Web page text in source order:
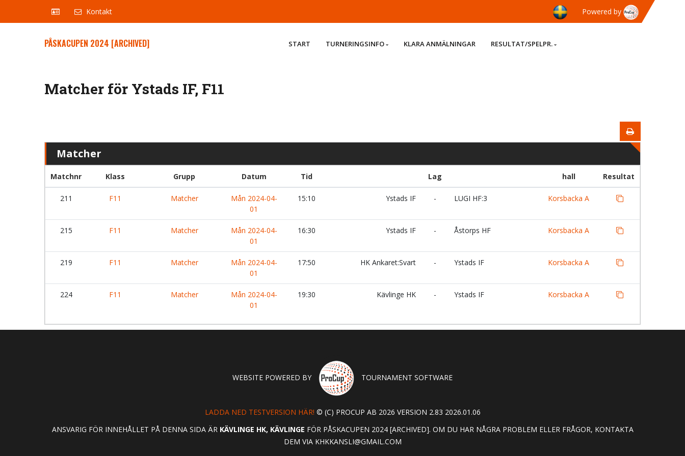
Kontakt Powered by
PÅSKACUPEN 2024 [ARCHIVED] START TURNERINGSINFO KLARA ANMÄLNINGAR RESULTAT/SPELPR.
Matcher för Ystads IF, F11
Matcher
Matchnr Klass Grupp Datum Tid Lag hall Resultat
211 F11 Matcher
Mån 2024-04-
01
15:10 Ystads IF - LUGI HF:3 Korsbacka A
215 F11 Matcher
Mån 2024-04-
01
16:30 Ystads IF - Åstorps HF Korsbacka A
219 F11 Matcher
Mån 2024-04-
01
17:50 HK Ankaret:Svart - Ystads IF Korsbacka A
224 F11 Matcher
Mån 2024-04-
01
19:30 Kävlinge HK - Ystads IF Korsbacka A
WEBSITE POWERED BY TOURNAMENT SOFTWARE
LADDA NED TESTVERSION HÄR! © (C) PROCUP AB 2026 VERSION 2.83 2026.01.06
ANSVARIG FÖR INNEHÅLLET PÅ DENNA SIDA ÄR KÄVLINGE HK, KÄVLINGE FÖR PÅSKACUPEN 2024 [ARCHIVED]. OM DU HAR NÅGRA PROBLEM ELLER FRÅGOR, KONTAKTA
DEM VIA KHKKANSLI@GMAIL.COM